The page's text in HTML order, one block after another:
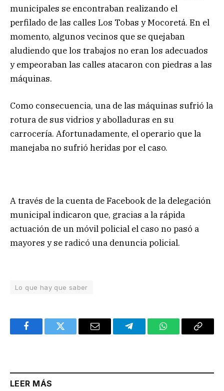
municipales se encontraban realizando el
perfilado de las calles Los Tobas y Mocoretá. En el
momento, algunos vecinos que se quejaban
aludiendo que los trabajos no eran los adecuados
y empeoraban las calles atacaron con piedras a las
máquinas.
Como consecuencia, una de las máquinas sufrió la
rotura de sus vidrios y abolladuras en su
carrocería. Afortunadamente, el operario que la
manejaba no sufrió heridas por el caso.
A través de la cuenta de Facebook de la delegación
municipal indicaron que, gracias a la rápida
actuación de un móvil policial el caso no pasó a
mayores y se radicó una denuncia policial.
Lo que hay que saber
FacebookTwitter Email TelegramWhatsAppCopy
LEER MÁS